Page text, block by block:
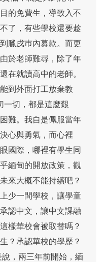
的免費生，導致入不
了，有些學校還要趁
臘戌巿內募款。而更
於老師難尋，除了年
在就讀高中的老師。
到外面打工放棄教
一切，都是這麼艱
難。我自是佩服當年
心與勇氣，而心裡
國際，哪裡有學生同
緬甸的開放政策，觀
來大概不能持續吧？
少一間學校，讓學童
認中文，讓中文課融
樣華校會被取替嗎？
？承認華校的學歷？
，兩三年前開始，緬